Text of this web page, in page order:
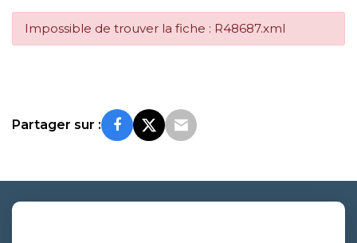
Impossible de trouver la fiche : R48687.xml
Partager sur :